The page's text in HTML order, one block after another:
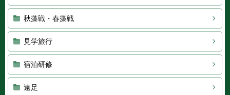
秋藻戦・春藻戦
見学旅行
宿泊研修
遠足